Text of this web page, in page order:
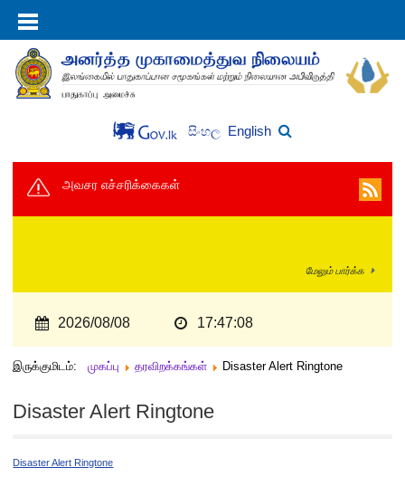
සිංහල English
அவசர எச்சரிக்கைகள்
மேலும் பார்க்க
2026/08/08 17:47:08
இருக்குமிடம்: முகப்பு தரவிறக்கங்கள் Disaster Alert Ringtone
Disaster Alert Ringtone
Disaster Alert Ringtone